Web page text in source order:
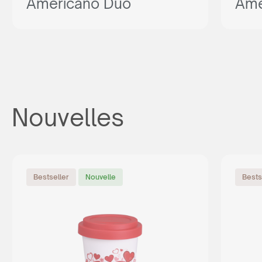
Americano Duo
Nouvelles
Bestseller Nouvelle